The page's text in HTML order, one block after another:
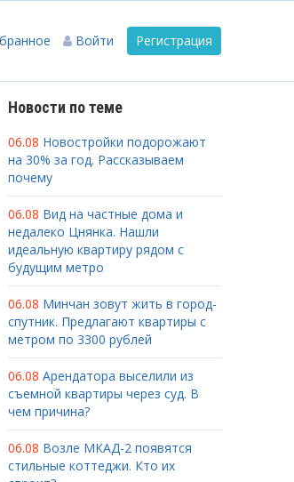
Регистрация
Войти
Новости по теме
06.08 Новостройки подорожают
на 30% за год. Рассказываем
почему
06.08 Вид на частные дома и
недалеко Цнянка. Нашли
идеальную квартиру рядом с
будущим метро
06.08 Минчан зовут жить в город-
спутник. Предлагают квартиры с
метром по 3300 рублей
06.08 Арендатора выселили из
съемной квартиры через суд. В
чем причина?
06.08 Возле МКАД-2 появятся
стильные коттеджи. Кто их